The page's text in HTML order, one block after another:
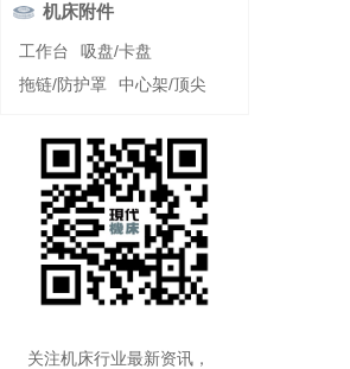
机床附件
工作台
吸盘/卡盘
拖链/防护罩
中心架/顶尖
关注机床行业最新资讯，